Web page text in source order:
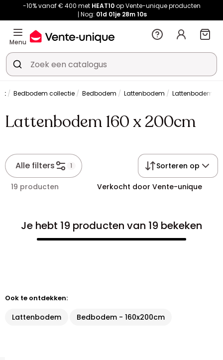
-10% vanaf € 400 met HEAT10op Vente-unique producten
Nog: 01d 01je 28m 08s
Menu
Bedbodem collectie Bedbodem Lattenbodem Lattenbodem
Lattenbodem 160 x 200cm
Alle filters 1 Sorteren op
19 producten Verkocht door Vente-unique
Je hebt 19 producten van 19 bekeken
Ook te ontdekken:
Lattenbodem Bedbodem - 160x200cm